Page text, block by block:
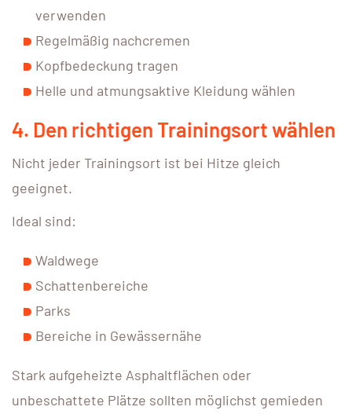
verwenden
Regelmäßig nachcremen
Kopfbedeckung tragen
Helle und atmungsaktive Kleidung wählen
4. Den richtigen Trainingsort wählen
Nicht jeder Trainingsort ist bei Hitze gleich
geeignet.
Ideal sind:
Waldwege
Schattenbereiche
Parks
Bereiche in Gewässernähe
Stark aufgeheizte Asphaltflächen oder
unbeschattete Plätze sollten möglichst gemieden